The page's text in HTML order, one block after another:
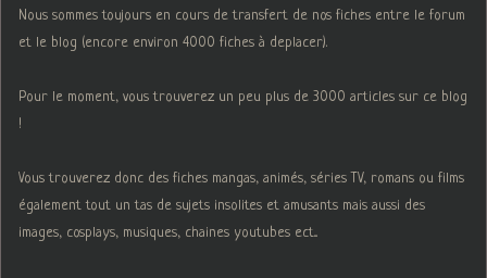
Nous sommes toujours en cours de transfert de nos fiches entre le forum
et le blog (encore environ 4000 fiches à deplacer).
Pour le moment, vous trouverez un peu plus de 3000 articles sur ce blog
!
Vous trouverez donc des fiches mangas, animés, séries TV, romans ou films
également tout un tas de sujets insolites et amusants mais aussi des
images, cosplays, musiques, chaines youtubes ect...